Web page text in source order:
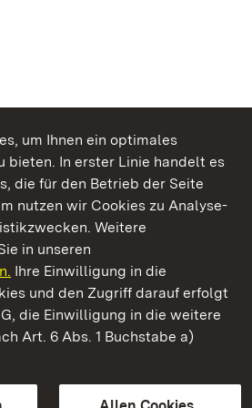
um Ihnen ein optimales
bieten. In erster Linie handelt es
die für den Betrieb der Seite
nutzen wir Cookies zu Analyse-
Weitere
in unseren
Ihre Einwilligung in die
und den Zugriff darauf erfolgt
die Einwilligung in die weitere
Art. 6 Abs. 1 Buchstabe a)
Gärten Baden-Württemberg
Sprache